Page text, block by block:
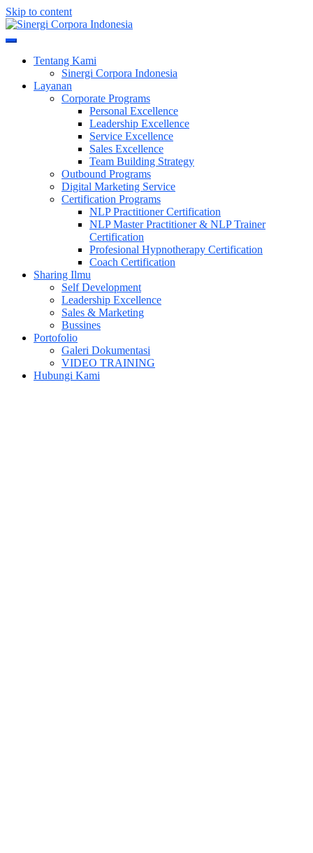
Skip to content
Sinergi Corpora Indonesia
Tentang Kami
Sinergi Corpora Indonesia
Layanan
Corporate Programs
Personal Excellence
Leadership Excellence
Service Excellence
Sales Excellence
Team Building Strategy
Outbound Programs
Digital Marketing Service
Certification Programs
NLP Practitioner Certification
NLP Master Practitioner & NLP Trainer
Certification
Profesional Hypnotherapy Certification
Coach Certification
Sharing Ilmu
Self Development
Leadership Excellence
Sales & Marketing
Bussines
Portofolio
Galeri Dokumentasi
VIDEO TRAINING
Hubungi Kami